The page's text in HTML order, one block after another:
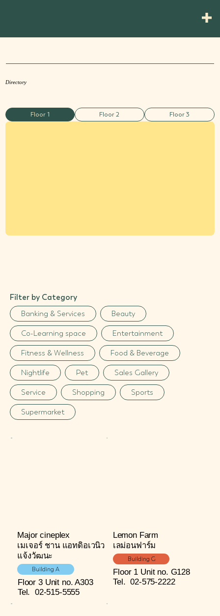
Directory
Floor 1 Floor 2 Floor 3
Filter by Category
Banking & Services
Beauty
Co-Learning space
Entertainment
Fitness & Wellness
Food & Beverage
Nightlife
Pet
Sales Gallery
Service
Shopping
Sports
Supermarket
Major cineplex
เมเจอร์ ชาน แอทดิอเวนิว
แจ้งวัฒนะ
Building A
Floor 3 Unit no. A303
Tel. 02-515-5555
Lemon Farm
เลม่อนฟาร์ม
Building G
Floor 1 Unit no. G128
Tel. 02-575-2222